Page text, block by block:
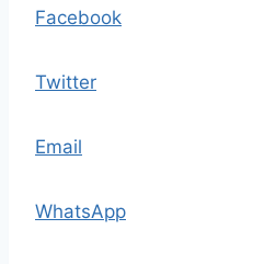
Facebook
Twitter
Email
WhatsApp